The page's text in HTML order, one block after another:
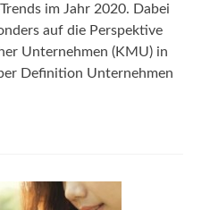
im Jahr 2020. Dabei
auf die Perspektive
Unternehmen (KMU) in
Definition Unternehmen